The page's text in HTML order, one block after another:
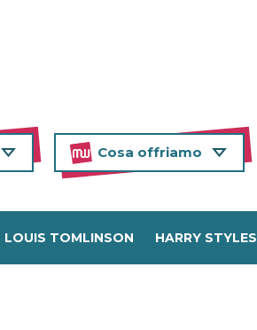
Cosa offriamo
LOUIS TOMLINSON HARRY STYLES